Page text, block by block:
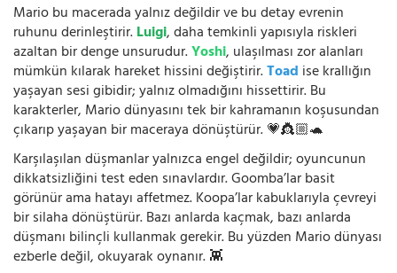
Mario bu macerada yalnız değildir ve bu detay evrenin
ruhunu derinleştirir.Luigi, daha temkinli yapısıyla riskleri
azaltan bir denge unsurudur.Yoshi, ulaşılması zor alanları
mümkün kılarak hareket hissini değiştirir.Toad ise krallığın
yaşayan sesi gibidir; yalnız olmadığını hissettirir. Bu
karakterler, Mario dünyasını tek bir kahramanın koşusundan
çıkarıp yaşayan bir maceraya dönüştürür. 💗👸🏼🐢
Karşılaşılan düşmanlar yalnızca engel değildir; oyuncunun
dikkatsizliğini test eden sınavlardır. Goomba’lar basit
görünür ama hatayı affetmez. Koopa’lar kabuklarıyla çevreyi
bir silaha dönüştürür. Bazı anlarda kaçmak, bazı anlarda
düşmanı bilinçli kullanmak gerekir. Bu yüzden Mario dünyası
ezberle değil, okuyarak oynanır. 👾